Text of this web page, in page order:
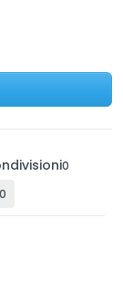
0
0